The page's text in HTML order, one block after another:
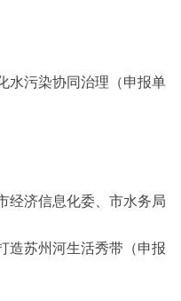
污染协同治理（申报单
济信息化委、市水务局
苏州河生活秀带（申报